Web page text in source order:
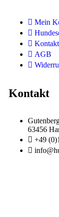
Mein
Kontakt
AGB
Kontakt
63456
+49